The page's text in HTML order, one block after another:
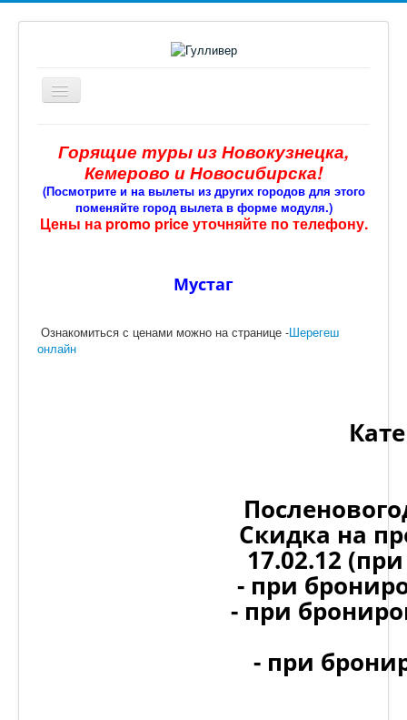
Включить/
выключить
Офис № 2
Поиск туров
Авиа
Доп. услуги
Горящие туры из Новокузнецка,
Кемерово и Новосибирска!
(Посмотрите и на вылеты из других городов для этого
поменяйте город вылета в форме модуля.)
Цены на promo price уточняйте по телефону.
Мустаг
Ознакомиться с ценами можно на странице -Шерегеш
онлайн
Скидка на
17.02.12
- при
- при
- при